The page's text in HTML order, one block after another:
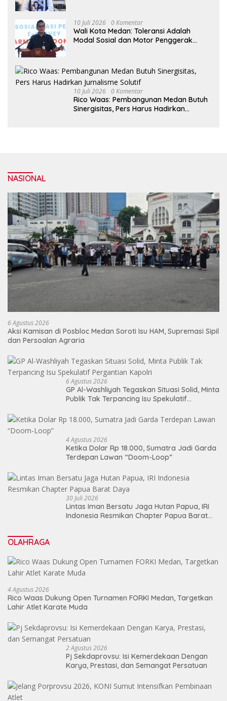
10 Juli 2026 0 Komentar
Wali Kota Medan: Toleransi Adalah
Modal Sosial dan Motor Penggerak
10 Juli 2026 0 Komentar
Rico Waas: Pembangunan Medan Butuh
Sinergisitas, Pers Harus Hadirkan
NASIONAL
6 Agustus 2026
Aksi Kamisan di Posbloc Medan Soroti Isu HAM, Supremasi Sipil
dan Persoalan Agraria
6 Agustus 2026
GP Al-Washliyah Tegaskan Situasi Solid, Minta
Publik Tak Terpancing Isu Spekulatif
4 Agustus 2026
Ketika Dolar Rp 18.000, Sumatra Jadi Garda
Terdepan Lawan “Doom-Loop”
30 Juli 2026
Lintas Iman Bersatu Jaga Hutan Papua, IRI
Indonesia Resmikan Chapter Papua Barat
OLAHRAGA
4 Agustus 2026
Rico Waas Dukung Open Turnamen FORKI Medan, Targetkan
Lahir Atlet Karate Muda
2 Agustus 2026
Pj Sekdaprovsu: Isi Kemerdekaan Dengan
Karya, Prestasi, dan Semangat Persatuan